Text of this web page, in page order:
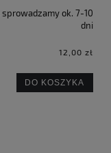
sprowadzamy ok. 7-10
dni
12,00 zł
DO KOSZYKA